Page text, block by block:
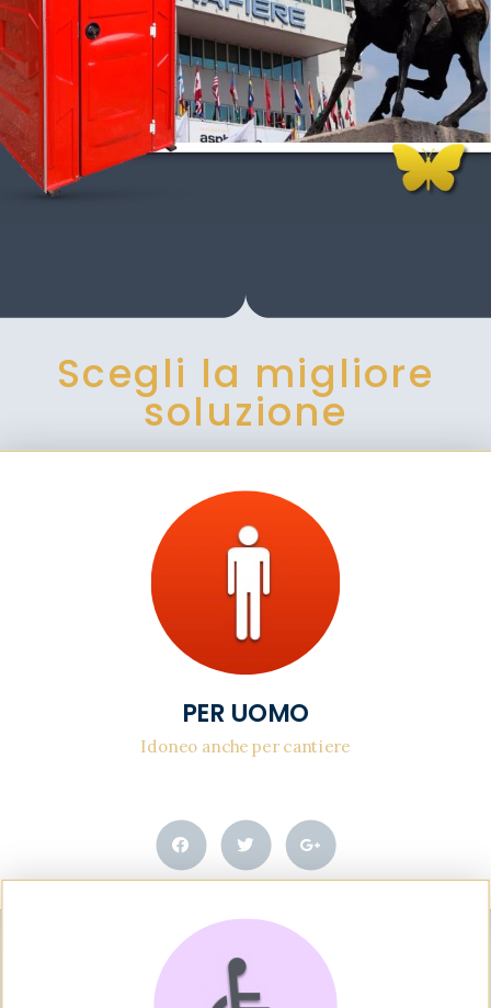
Scegli la migliore
soluzione
PER UOMO
Idoneo anche per cantiere